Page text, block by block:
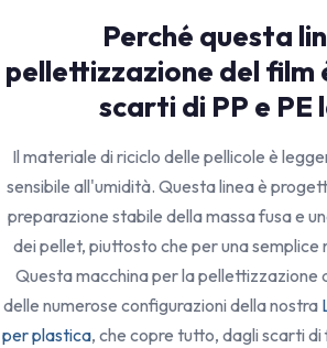
Perché questa
pellettizzazione del film
scarti di PP e PE
Il materiale di riciclo delle pellicole è
sensibile all'umidità. Questa linea è
preparazione stabile della massa fusa e
dei pellet, piuttosto che per una semplice
Questa macchina per la pellettizzazione
delle numerose configurazioni della nostra
per plastica, che copre tutto, dagli scarti